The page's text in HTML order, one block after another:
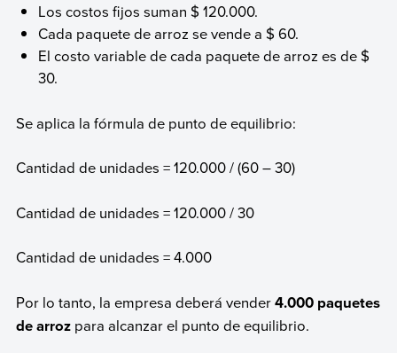
Los costos fijos suman $ 120.000.
Cada paquete de arroz se vende a $ 60.
El costo variable de cada paquete de arroz es de $
30.
Se aplica la fórmula de punto de equilibrio:
Cantidad de unidades = 120.000 / (60 – 30)
Cantidad de unidades = 120.000 / 30
Cantidad de unidades = 4.000
Por lo tanto, la empresa deberá vender4.000 paquetes
de arrozpara alcanzar el punto de equilibrio.